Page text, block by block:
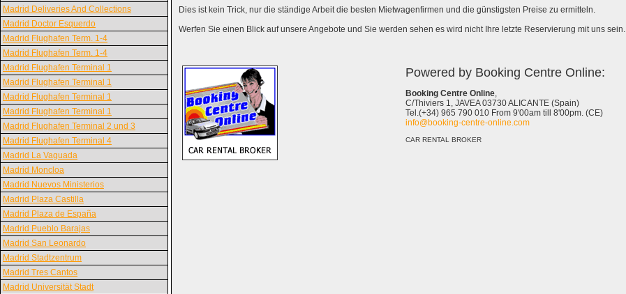
Madrid Deliveries And Collections
Madrid Doctor Esquerdo
Madrid Flughafen Term. 1-4
Madrid Flughafen Term. 1-4
Madrid Flughafen Terminal 1
Madrid Flughafen Terminal 1
Madrid Flughafen Terminal 1
Madrid Flughafen Terminal 1
Madrid Flughafen Terminal 2 und 3
Madrid Flughafen Terminal 4
Madrid La Vaguada
Madrid Moncloa
Madrid Nuevos Ministerios
Madrid Plaza Castilla
Madrid Plaza de España
Madrid Pueblo Barajas
Madrid San Leonardo
Madrid Stadtzentrum
Madrid Tres Cantos
Madrid Universität Stadt
Dies ist kein Trick, nur die ständige Arbeit die besten Mietwagenfirmen und die günstigsten Preise zu ermitteln.
Werfen Sie einen Blick auf unsere Angebote und Sie werden sehen es wird nicht Ihre letzte Reservierung mit uns sein.
Powered by Booking Centre Online:
Booking Centre Online,
C/Thiviers 1, JAVEA 03730 ALICANTE (Spain)
Tel.(+34) 965 790 010 From 9'00am till 8'00pm. (CE)
info@booking-centre-online.com
CAR RENTAL BROKER